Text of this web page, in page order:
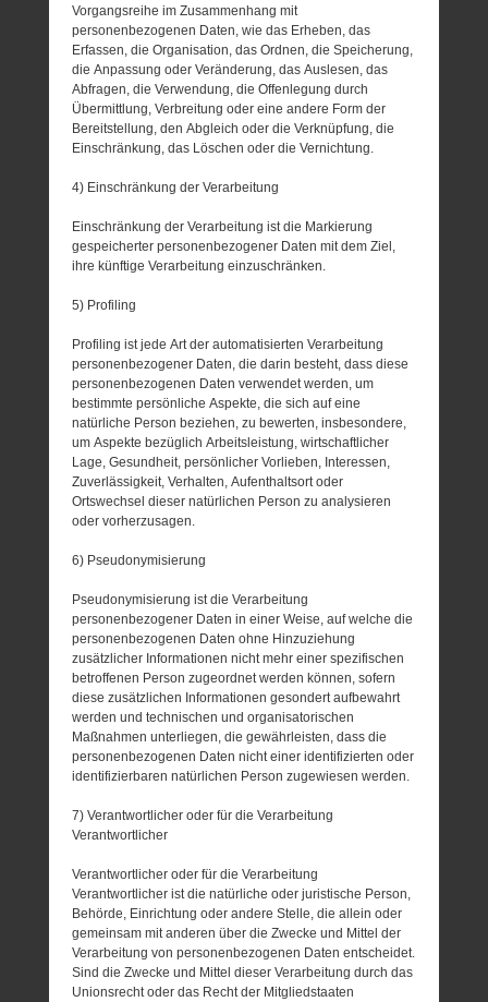
Vorgangsreihe im Zusammenhang mit
personenbezogenen Daten, wie das Erheben, das
Erfassen, die Organisation, das Ordnen, die Speicherung,
die Anpassung oder Veränderung, das Auslesen, das
Abfragen, die Verwendung, die Offenlegung durch
Übermittlung, Verbreitung oder eine andere Form der
Bereitstellung, den Abgleich oder die Verknüpfung, die
Einschränkung, das Löschen oder die Vernichtung.
4) Einschränkung der Verarbeitung
Einschränkung der Verarbeitung ist die Markierung
gespeicherter personenbezogener Daten mit dem Ziel,
ihre künftige Verarbeitung einzuschränken.
5) Profiling
Profiling ist jede Art der automatisierten Verarbeitung
personenbezogener Daten, die darin besteht, dass diese
personenbezogenen Daten verwendet werden, um
bestimmte persönliche Aspekte, die sich auf eine
natürliche Person beziehen, zu bewerten, insbesondere,
um Aspekte bezüglich Arbeitsleistung, wirtschaftlicher
Lage, Gesundheit, persönlicher Vorlieben, Interessen,
Zuverlässigkeit, Verhalten, Aufenthaltsort oder
Ortswechsel dieser natürlichen Person zu analysieren
oder vorherzusagen.
6) Pseudonymisierung
Pseudonymisierung ist die Verarbeitung
personenbezogener Daten in einer Weise, auf welche die
personenbezogenen Daten ohne Hinzuziehung
zusätzlicher Informationen nicht mehr einer spezifischen
betroffenen Person zugeordnet werden können, sofern
diese zusätzlichen Informationen gesondert aufbewahrt
werden und technischen und organisatorischen
Maßnahmen unterliegen, die gewährleisten, dass die
personenbezogenen Daten nicht einer identifizierten oder
identifizierbaren natürlichen Person zugewiesen werden.
7) Verantwortlicher oder für die Verarbeitung
Verantwortlicher
Verantwortlicher oder für die Verarbeitung
Verantwortlicher ist die natürliche oder juristische Person,
Behörde, Einrichtung oder andere Stelle, die allein oder
gemeinsam mit anderen über die Zwecke und Mittel der
Verarbeitung von personenbezogenen Daten entscheidet.
Sind die Zwecke und Mittel dieser Verarbeitung durch das
Unionsrecht oder das Recht der Mitgliedstaaten